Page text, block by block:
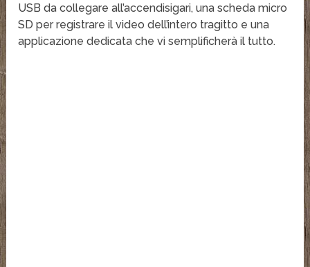
USB da collegare all’accendisigari, una scheda micro
SD per registrare il video dell’intero tragitto e una
applicazione dedicata che vi semplificherà il tutto.